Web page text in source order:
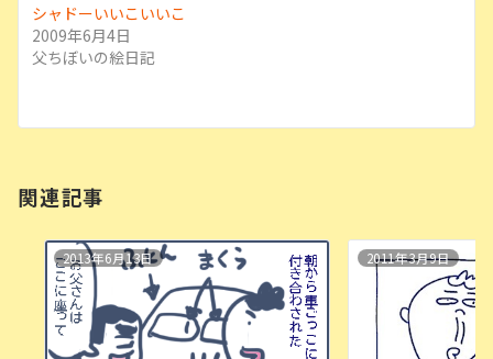
シャドーいいこいいこ
2009年6月4日
父ちぼいの絵日記
関連記事
2013年6月13日 2011年3月9日